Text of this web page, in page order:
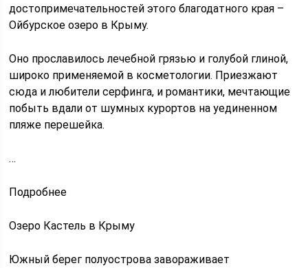
достопримечательностей этого благодатного края –
Ойбурское озеро в Крыму.
Оно прославилось лечебной грязью и голубой глиной,
широко применяемой в косметологии. Приезжают
сюда и любители серфинга, и романтики, мечтающие
побыть вдали от шумных курортов на уединенном
пляже перешейка.
…
Подробнее
Озеро Кастель в Крыму
Южный берег полуострова завораживает